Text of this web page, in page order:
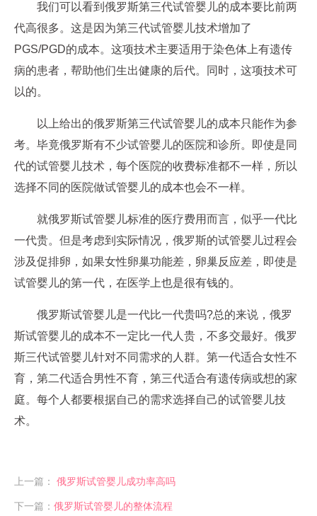
我们可以看到俄罗斯第三代试管婴儿的成本要比前两
代高很多。这是因为第三代试管婴儿技术增加了
PGS/PGD的成本。这项技术主要适用于染色体上有遗传
病的患者，帮助他们生出健康的后代。同时，这项技术可
以的。
以上给出的俄罗斯第三代试管婴儿的成本只能作为参
考。毕竟俄罗斯有不少试管婴儿的医院和诊所。即使是同
代的试管婴儿技术，每个医院的收费标准都不一样，所以
选择不同的医院做试管婴儿的成本也会不一样。
就俄罗斯试管婴儿标准的医疗费用而言，似乎一代比
一代贵。但是考虑到实际情况，俄罗斯的试管婴儿过程会
涉及促排卵，如果女性卵巢功能差，卵巢反应差，即使是
试管婴儿的第一代，在医学上也是很有钱的。
俄罗斯试管婴儿是一代比一代贵吗?总的来说，俄罗
斯试管婴儿的成本不一定比一代人贵，不多交最好。俄罗
斯三代试管婴儿针对不同需求的人群。第一代适合女性不
育，第二代适合男性不育，第三代适合有遗传病或想的家
庭。每个人都要根据自己的需求选择自己的试管婴儿技
术。
上一篇： 俄罗斯试管婴儿成功率高吗
下一篇： 俄罗斯试管婴儿的整体流程